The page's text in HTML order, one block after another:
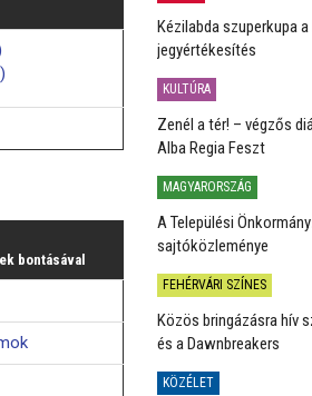
bontásával
Kézilabda szuperkupa
jegyértékesítés
KULTÚRA
Zenél a tér! – végzős
Alba Regia Feszt
MAGYARORSZÁG
A Települési
sajtóközleménye
FEHÉRVÁRI SZÍNES
Közös bringázásra hív
és a Dawnbreakers
KÖZÉLET